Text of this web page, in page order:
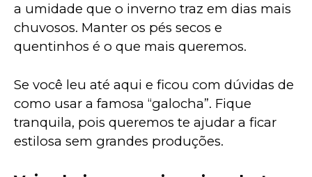
a umidade que o inverno traz em dias mais
chuvosos. Manter os pés secos e
quentinhos é o que mais queremos.
Se você leu até aqui e ficou com dúvidas de
como usar a famosa “galocha”. Fique
tranquila, pois queremos te ajudar a ficar
estilosa sem grandes produções.